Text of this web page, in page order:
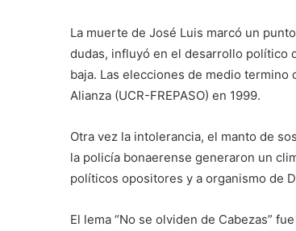
La muerte de José Luis marcó un
dudas, influyó en el desarrollo político
baja. Las elecciones de medio
Alianza (UCR-FREPASO) en 1999.
Otra vez la intolerancia, el manto de
la policía bonaerense generaron un
políticos opositores y a organismo de
El lema “No se olviden de Cabezas”